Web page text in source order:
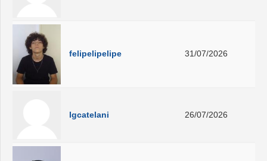
felipelipelipe 31/07/2026
lgcatelani 26/07/2026